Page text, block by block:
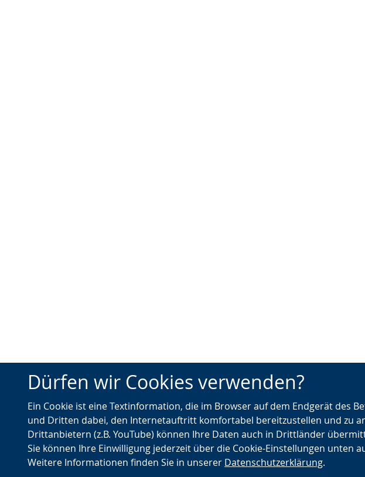
Dürfen wir Cookies verwenden?
Ein Cookie ist eine Textinformation, die im Browser auf dem Endgerät des
und Dritten dabei, den Internetauftritt komfortabel bereitzustellen und zu
Drittanbietern (z.B. YouTube) können Ihre Daten auch in Drittländer
Sie können Ihre Einwilligung jederzeit über die Cookie-Einstellungen unten
Weitere Informationen finden Sie in unserer Datenschutzerklärung.